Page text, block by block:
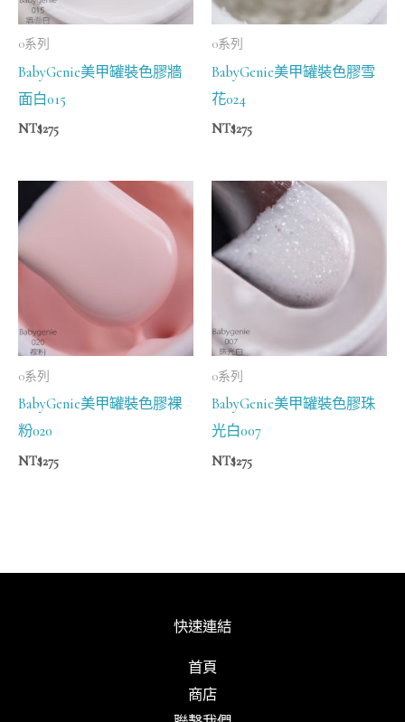
0系列
BabyGenie美甲罐裝色膠牆
面白015
NT$275
0系列
BabyGenie美甲罐裝色膠雪
花024
NT$275
0系列
BabyGenie美甲罐裝色膠裸
粉020
NT$275
0系列
BabyGenie美甲罐裝色膠珠
光白007
NT$275
快速連結
首頁
商店